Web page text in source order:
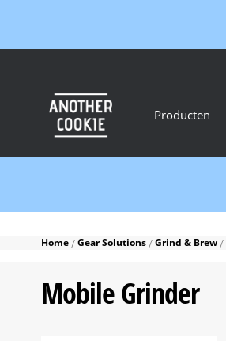
Producten
Home Gear Solutions Grind & Brew
Mobile Grinder